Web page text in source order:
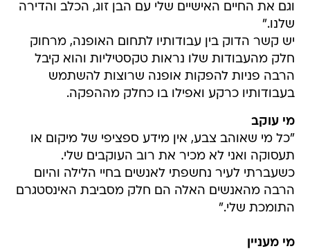
וגם את החיים האישיים שלי עם הבן זוג, הכלב והדירה
שלנו."
יש קשר הדוק בין עבודותיו לתחום האופנה, מרחוק
חלק מהעבודות שלו נראות טקסטיליות והוא קיבל
הרבה פניות להפקות אופנה שרוצות להשתמש
בעבודותיו כרקע ואפילו בו כחלק מההפקה.
מי עוקב
"כל מי שאוהב צבע, אין מידע ספציפי של מיקום או
תעסוקה ואני לא מכיר את רוב העוקבים שלי.
כשעברתי לעיר נחשפתי לאנשים בחיי הלילה והיום
הרבה מהאנשים האלה הם חלק מסביבת האינסטגרם
התומכת שלי."
מי מעניין